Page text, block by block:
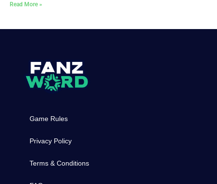
Read More »
Game Rules
Privacy Policy
Terms & Conditions